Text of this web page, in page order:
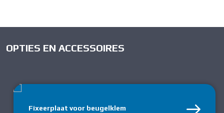
OPTIES EN ACCESSOIRES
Fixeerplaat voor beugelklem